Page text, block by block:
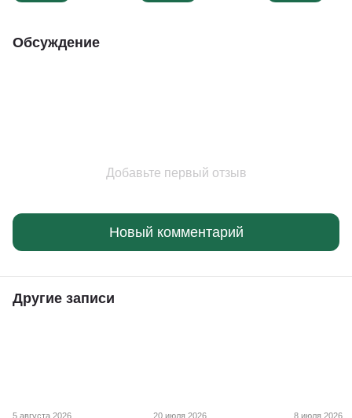
Обсуждение
Добавьте первый отзыв
Новый комментарий
Другие записи
5 августа 2026 20 июля 2026 8 июля 2026